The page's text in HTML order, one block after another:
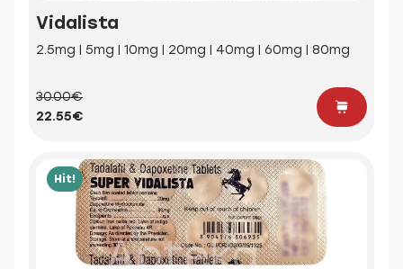
Vidalista
2.5mg | 5mg | 10mg | 20mg | 40mg | 60mg | 80mg
30.00€
22.55€
Hit!